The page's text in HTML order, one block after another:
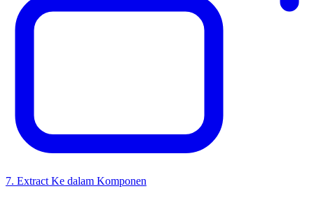
7. Extract Ke dalam Komponen